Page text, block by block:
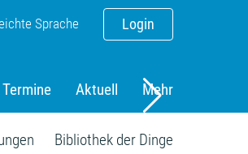
Login
Sprache
Termine Aktuell Mehr
Bibliothek der Dinge